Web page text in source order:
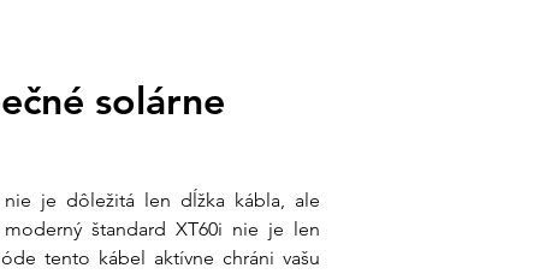
solárne
nie je dôležitá len dĺžka kábla, ale
štandard XT60i nie je len
tento kábel aktívne chráni vašu